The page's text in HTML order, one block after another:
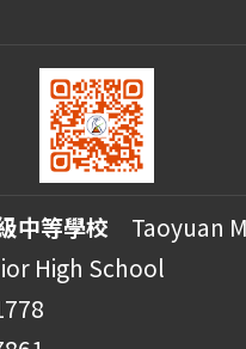
中等學校 Taoyuan
High School